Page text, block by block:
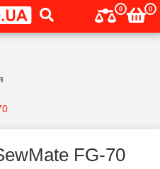
0 0
FG-70